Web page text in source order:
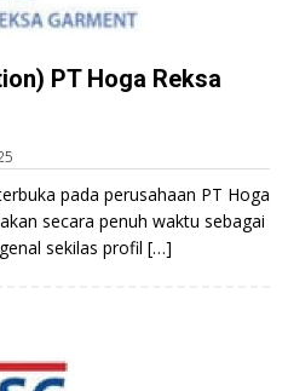
PT Hoga Reksa
pada perusahaan PT Hoga
secara penuh waktu sebagai
sekilas profil […]